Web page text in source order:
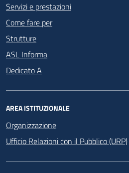
Servizi e prestazioni
Come fare per
Strutture
ASL Informa
Dedicato A
AREA ISTITUZIONALE
Organizzazione
Ufficio Relazioni con il Pubblico (URP)